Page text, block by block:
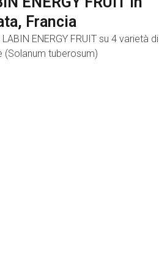
Francia
ENERGY FRUIT su 4 varietà di
(Solanum tuberosum)